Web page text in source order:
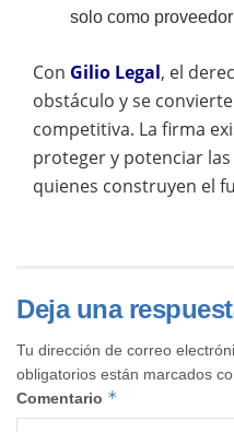
solo como
Con Gilio Legal, el
obstáculo y se
competitiva. La firma
proteger y potenciar
quienes construyen el
Deja una
Tu dirección de correo
obligatorios están marcados
Comentario *